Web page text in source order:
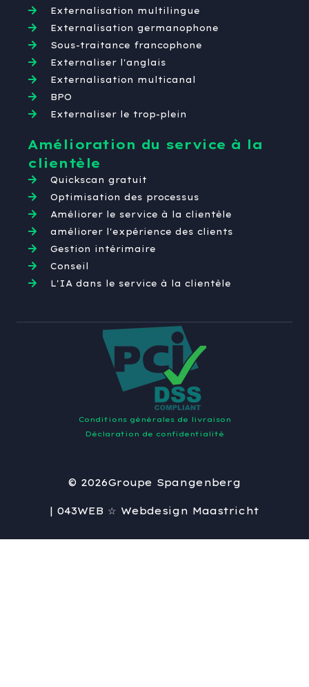
Externalisation multilingue
Externalisation germanophone
Sous-traitance francophone
Externaliser l'anglais
Externalisation multicanal
BPO
Externaliser le trop-plein
Amélioration du service à la
clientèle
Quickscan gratuit
Optimisation des processus
Améliorer le service à la clientèle
améliorer l'expérience des clients
Gestion intérimaire
Conseil
L'IA dans le service à la clientèle
Conditions générales de livraison
Déclaration de confidentialité
© 2026Groupe Spangenberg
| 043WEB ☆ Webdesign Maastricht